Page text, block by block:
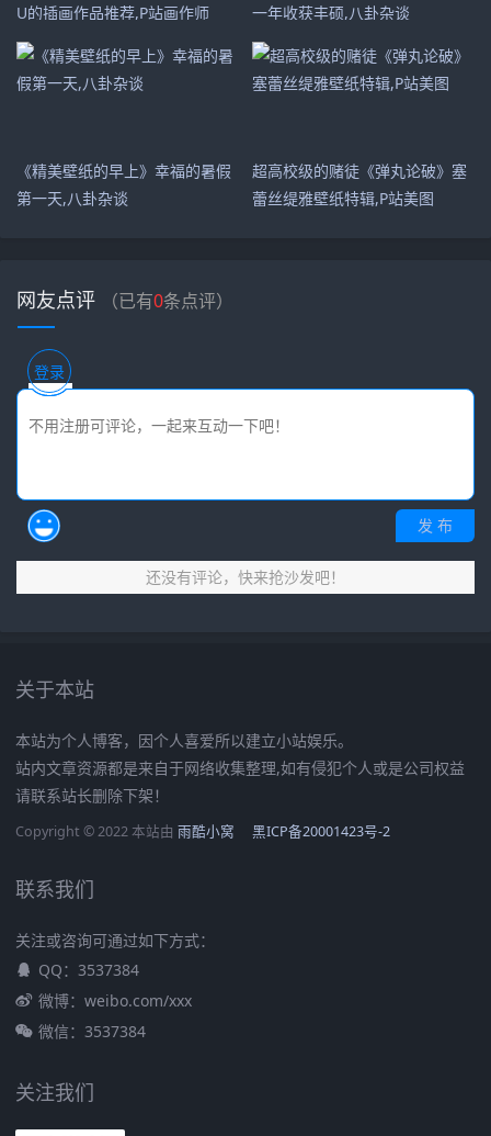
U的插画作品推荐,P站画作师
一年收获丰硕,八卦杂谈
《精美壁纸的早上》幸福的暑假
第一天,八卦杂谈
超高校级的赌徒《弹丸论破》塞
蕾丝缇雅壁纸特辑,P站美图
网友点评 （已有0条点评）
登录
发 布
还没有评论，快来抢沙发吧！
关于本站
本站为个人博客，因个人喜爱所以建立小站娱乐。
站内文章资源都是来自于网络收集整理,如有侵犯个人或是公司权益
请联系站长删除下架！
Copyright © 2022 本站由 雨酷小窝 黑ICP备20001423号-2
联系我们
关注或咨询可通过如下方式：
QQ：3537384
微博：weibo.com/xxx
微信：3537384
关注我们